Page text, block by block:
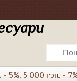
5%, 5 000 грн. -